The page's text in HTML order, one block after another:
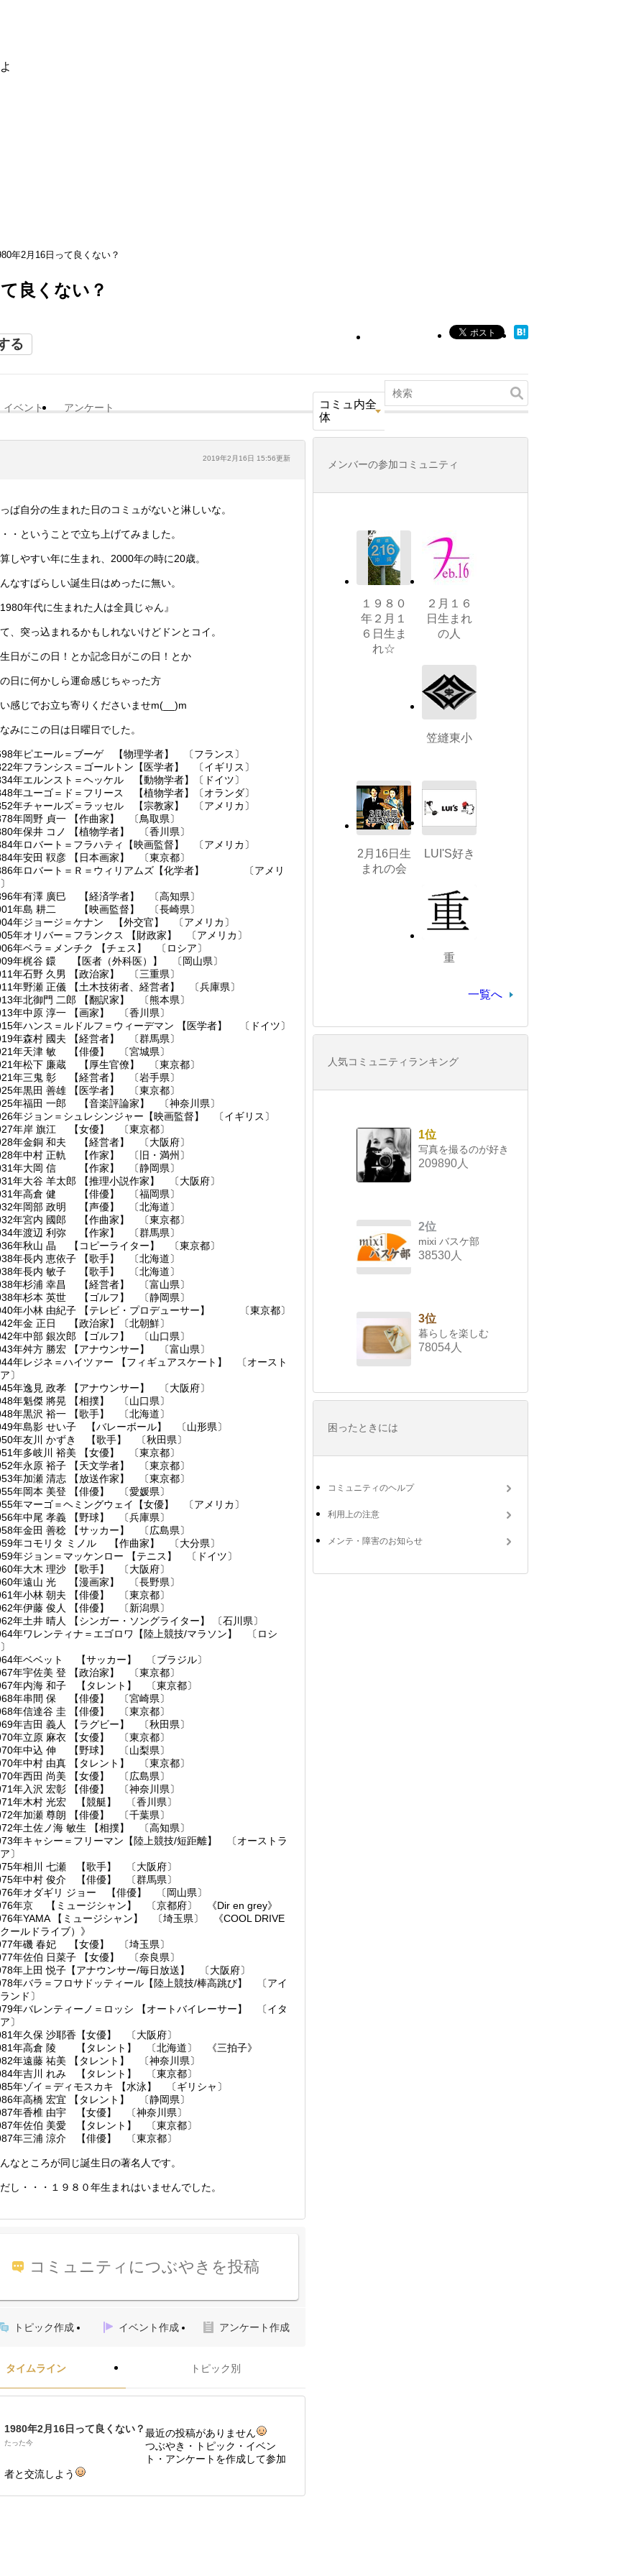
年2月16日って良くない？
良くない？
る
イベント アンケート
コミュ内全
体
2019年2月16日 15:56更新
ぱ自分の生まれた日のコミュがないと淋しいな。
・・ということで立ち上げてみました。
しやすい年に生まれ、2000年の時に20歳。
なすばらしい誕生日はめったに無い。
1980年代に生まれた人は全員じゃん』
、突っ込まれるかもしれないけどドンとコイ。
日がこの日！とか記念日がこの日！とか
日に何かしら運命感じちゃった方
感じでお立ち寄りくださいませm(__)m
みにこの日は日曜日でした。
年ピエール＝ブーゲ 【物理学者】 〔フランス〕
年フランシス＝ゴールトン【医学者】 〔イギリス〕
年エルンスト＝ヘッケル 【動物学者】〔ドイツ〕
年ユーゴ＝ド＝フリース 【植物学者】〔オランダ〕
年チャールズ＝ラッセル 【宗教家】 〔アメリカ〕
年岡野 貞一 【作曲家】 〔鳥取県〕
年保井 コノ 【植物学者】 〔香川県〕
年ロバート＝フラハティ【映画監督】 〔アメリカ〕
年安田 靫彦 【日本画家】 〔東京都〕
年ロバート＝Ｒ＝ウィリアムズ【化学者】 〔アメリ
年有澤 廣巳 【経済学者】 〔高知県〕
年島 耕二 【映画監督】 〔長崎県〕
年ジョージ＝ケナン 【外交官】 〔アメリカ〕
年オリバー＝フランクス 【財政家】 〔アメリカ〕
年ベラ＝メンチク 【チェス】 〔ロシア〕
年梶谷 鐶 【医者（外科医）】 〔岡山県〕
年石野 久男 【政治家】 〔三重県〕
年野瀬 正儀 【土木技術者、経営者】 〔兵庫県〕
年北御門 二郎 【翻訳家】 〔熊本県〕
年中原 淳一 【画家】 〔香川県〕
年ハンス＝ルドルフ＝ウィーデマン 【医学者】 〔ドイツ〕
年森村 國夫 【経営者】 〔群馬県〕
年天津 敏 【俳優】 〔宮城県〕
年松下 廉蔵 【厚生官僚】 〔東京都〕
年三鬼 彰 【経営者】 〔岩手県〕
年黒田 善雄 【医学者】 〔東京都〕
年福田 一郎 【音楽評論家】 〔神奈川県〕
年ジョン＝シュレシンジャー【映画監督】 〔イギリス〕
年岸 旗江 【女優】 〔東京都〕
年金銅 和夫 【経営者】 〔大阪府〕
年中村 正軌 【作家】 〔旧・満州〕
年大岡 信 【作家】 〔静岡県〕
年大谷 羊太郎 【推理小説作家】 〔大阪府〕
年高倉 健 【俳優】 〔福岡県〕
年岡部 政明 【声優】 〔北海道〕
年宮内 國郎 【作曲家】 〔東京都〕
年渡辺 利弥 【作家】 〔群馬県〕
年秋山 晶 【コピーライター】 〔東京都〕
年長内 恵依子 【歌手】 〔北海道〕
年長内 敏子 【歌手】 〔北海道〕
年杉浦 幸昌 【経営者】 〔富山県〕
年杉本 英世 【ゴルフ】 〔静岡県〕
年小林 由紀子 【テレビ・プロデューサー】 〔東京都〕
年金 正日 【政治家】〔北朝鮮〕
年中部 銀次郎 【ゴルフ】 〔山口県〕
年舛方 勝宏 【アナウンサー】 〔富山県〕
年レジネ＝ハイツァー 【フィギュアスケート】 〔オースト
〕
年逸見 政孝 【アナウンサー】 〔大阪府〕
年魁傑 將晃 【相撲】 〔山口県〕
年黒沢 裕一 【歌手】 〔北海道〕
年島影 せい子 【バレーボール】 〔山形県〕
年友川 かずき 【歌手】 〔秋田県〕
年多岐川 裕美 【女優】 〔東京都〕
年永原 裕子 【天文学者】 〔東京都〕
年加瀬 清志 【放送作家】 〔東京都〕
年岡本 美登 【俳優】 〔愛媛県〕
年マーゴ＝ヘミングウェイ【女優】 〔アメリカ〕
年中尾 孝義 【野球】 〔兵庫県〕
年金田 善稔 【サッカー】 〔広島県〕
年コモリタ ミノル 【作曲家】 〔大分県〕
年ジョン＝マッケンロー 【テニス】 〔ドイツ〕
年大木 理沙 【歌手】 〔大阪府〕
年遠山 光 【漫画家】 〔長野県〕
年小林 朝夫 【俳優】 〔東京都〕
年伊藤 俊人 【俳優】 〔新潟県〕
年土井 晴人 【シンガー・ソングライター】 〔石川県〕
年ワレンティナ＝エゴロワ【陸上競技/マラソン】 〔ロシ
年ベベット 【サッカー】 〔ブラジル〕
年宇佐美 登 【政治家】 〔東京都〕
年内海 和子 【タレント】 〔東京都〕
年串間 保 【俳優】 〔宮崎県〕
年信達谷 圭 【俳優】 〔東京都〕
年吉田 義人 【ラグビー】 〔秋田県〕
年立原 麻衣 【女優】 〔東京都〕
年中込 伸 【野球】 〔山梨県〕
年中村 由真 【タレント】 〔東京都〕
年西田 尚美 【女優】 〔広島県〕
年入沢 宏彰 【俳優】 〔神奈川県〕
年木村 光宏 【競艇】 〔香川県〕
年加瀬 尊朗 【俳優】 〔千葉県〕
年土佐ノ海 敏生 【相撲】 〔高知県〕
年キャシー＝フリーマン【陸上競技/短距離】 〔オーストラ
〕
年相川 七瀬 【歌手】 〔大阪府〕
年中村 俊介 【俳優】 〔群馬県〕
年オダギリ ジョー 【俳優】 〔岡山県〕
年京 【ミュージシャン】 〔京都府〕 《Dir en grey》
年YAMA 【ミュージシャン】 〔埼玉県〕 《COOL DRIVE
クールドライブ）》
年磯 春妃 【女優】 〔埼玉県〕
年佐伯 日菜子 【女優】 〔奈良県〕
年上田 悦子【アナウンサー/毎日放送】 〔大阪府〕
年バラ＝フロサドッティール【陸上競技/棒高跳び】 〔アイ
ンド〕
年バレンティーノ＝ロッシ 【オートバイレーサー】 〔イタ
〕
年久保 沙耶香【女優】 〔大阪府〕
年高倉 陵 【タレント】 〔北海道〕 《三拍子》
年遠藤 祐美 【タレント】 〔神奈川県〕
年吉川 れみ 【タレント】 〔東京都〕
年ゾイ＝ディモスカキ 【水泳】 〔ギリシャ〕
年高橋 宏宜 【タレント】 〔静岡県〕
年香椎 由宇 【女優】 〔神奈川県〕
年佐伯 美愛 【タレント】 〔東京都〕
年三浦 涼介 【俳優】 〔東京都〕
なところが同じ誕生日の著名人です。
し・・・１９８０年生まれはいませんでした。
コミュニティにつぶやきを投稿
トピック作成 イベント作成 アンケート作成
タイムライン トピック別
1980年2月16日って良くない？
たった今
最近の投稿がありません
つぶやき・トピック・イベン
ト・アンケートを作成して参加
者と交流しよう
メンバーの参加コミュニティ
１９８０
年２月１
６日生ま
れ☆
２月１６
日生まれ
の人
笠縫東小
2月16日生
まれの会
LUI'S好き
重
一覧へ
人気コミュニティランキング
1位
写真を撮るのが好き
209890人
2位
mixi バスケ部
38530人
3位
暮らしを楽しむ
78054人
困ったときには
コミュニティのヘルプ
利用上の注意
メンテ・障害のお知らせ